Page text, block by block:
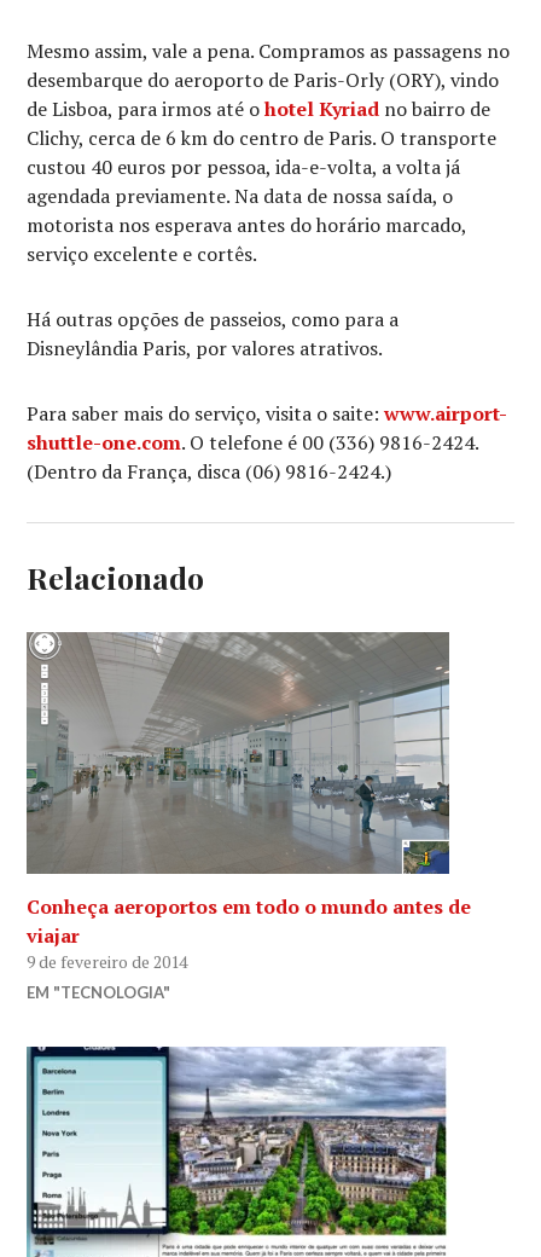
Mesmo assim, vale a pena. Compramos as passagens no
desembarque do aeroporto de Paris-Orly (ORY), vindo
de Lisboa, para irmos até ohotel Kyriad no bairro de
Clichy, cerca de 6 km do centro de Paris. O transporte
custou 40 euros por pessoa, ida-e-volta, a volta já
agendada previamente. Na data de nossa saída, o
motorista nos esperava antes do horário marcado,
serviço excelente e cortês.
Há outras opções de passeios, como para a
Disneylândia Paris, por valores atrativos.
Para saber mais do serviço, visita o saite:www.airport-
shuttle-one.com. O telefone é 00 (336) 9816-2424.
(Dentro da França, disca (06) 9816-2424.)
Relacionado
Conheça aeroportos em todo o mundo antes de
viajar
9 de fevereiro de 2014
EM "TECNOLOGIA"